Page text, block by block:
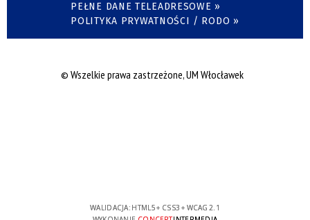
PEŁNE DANE TELEADRESOWE »
POLITYKA PRYWATNOŚCI / RODO »
© Wszelkie prawa zastrzeżone, UM Włocławek
WALIDACJA: HTML5+ CSS3 + WCAG 2.1